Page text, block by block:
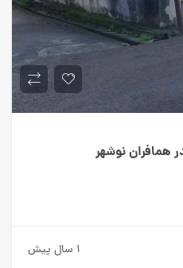
1 سال پیش